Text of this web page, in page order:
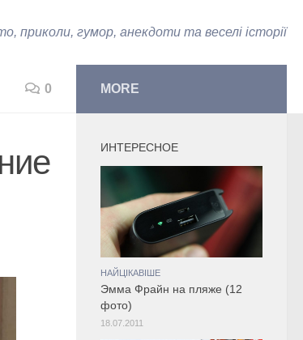
приколи, гумор, анекдоти та веселі історії
0 MORE
ИНТЕРЕСНОЕ
НАЙЦІКАВІШЕ
Эмма Фрайн на пляже (12
фото)
18.07.2011